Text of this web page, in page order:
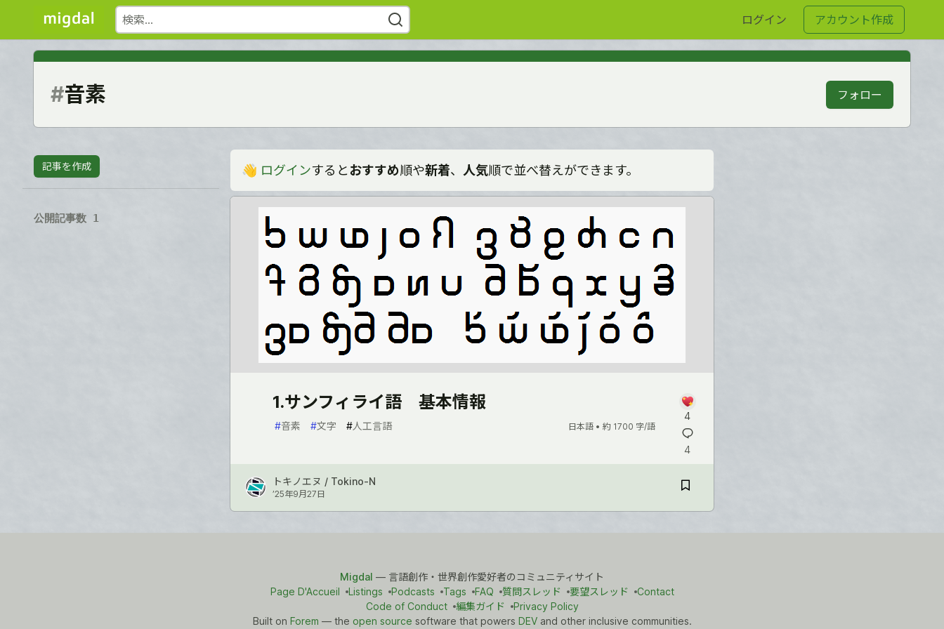
ログイン アカウント作成
#音素 フォロー
記事を作成
公開記事数 1
👋 ログインするとおすすめ順や新着、 人気順で並べ替えができます。
1.サンフィライ語 基本情報
#音素 #文字 #人工言語 日本語 • 約 1700 字/語
4
4
トキノエヌ / Tokino-N
’25年9月27日
Migdal — 言語創作・世界創作愛好者のコミュニティサイト
Page D'Accueil
Listings Podcasts Tags FAQ 質問スレッド 要望スレッド
Contact
Code of Conduct
編集ガイド
Privacy Policy
Built on Forem — the open source software that powers DEVand other inclusive communities.